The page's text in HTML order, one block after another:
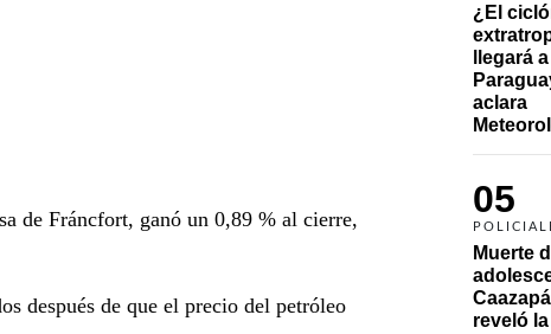
¿El
llegará a
aclara
05
Muerte
reveló
de Fráncfort, ganó un 0,89 % al cierre,
después de que el precio del petróleo